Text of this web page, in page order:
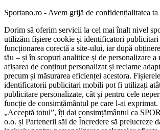
Sportano.ro - Avem grijă de confidențialitatea ta
Dorim să oferim servicii la cel mai înalt nivel
utilizăm fișiere cookie și identificatori publicitari
funcționarea corectă a site-ului, iar după
tău – și în scopuri analitice și de personalizare a
afișarea de conținut personalizat și reclame
precum și măsurarea eficienței acestora.
identificatorii publicitari mobili pot fi utilizați
publicitare personalizate, cât și pentru cele
funcție de consimțământul pe care l-ai exprimat.
„Acceptă totul”, îți dai consimțământul ca
o.o. și Partenerii săi de Încredere să prelucreze